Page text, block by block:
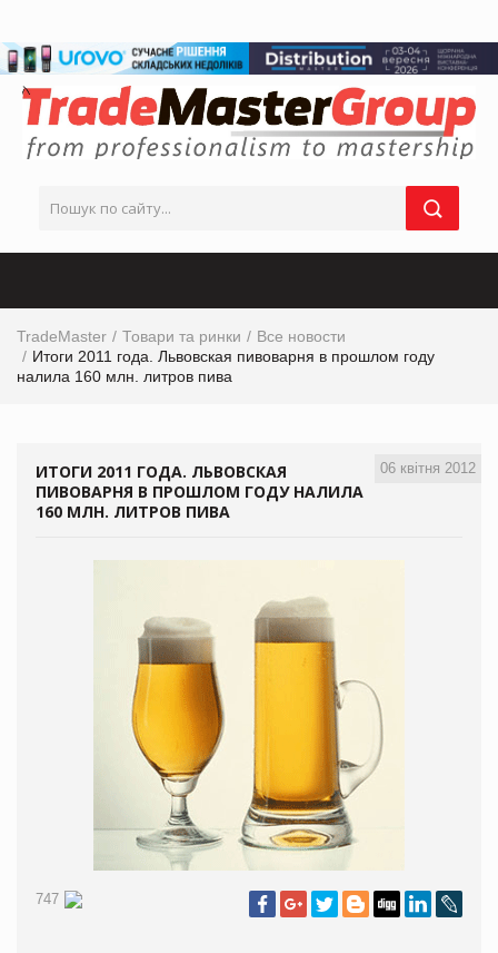
TradeMaster Товари та ринки
Все новости
Итоги 2011 года. Львовская пивоварня в прошлом году
налила 160 млн. литров пива
06 квітня 2012
ИТОГИ 2011 ГОДА. ЛЬВОВСКАЯ
ПИВОВАРНЯ В ПРОШЛОМ ГОДУ НАЛИЛА
160 МЛН. ЛИТРОВ ПИВА
747